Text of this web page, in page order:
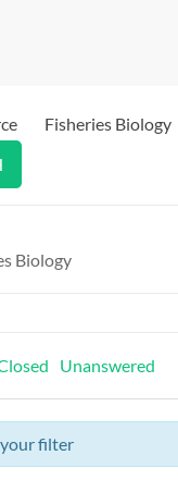
Fisheries Biology
Biology
Unanswered
filter